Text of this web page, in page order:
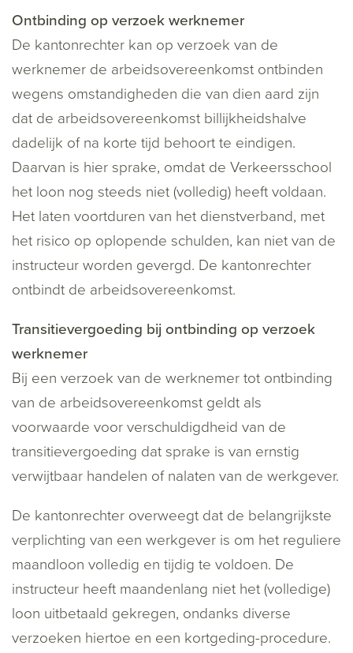
Ontbinding op verzoek werknemer
De kantonrechter kan op verzoek van de
werknemer de arbeidsovereenkomst ontbinden
wegens omstandigheden die van dien aard zijn
dat de arbeidsovereenkomst billijkheidshalve
dadelijk of na korte tijd behoort te eindigen.
Daarvan is hier sprake, omdat de Verkeersschool
het loon nog steeds niet (volledig) heeft voldaan.
Het laten voortduren van het dienstverband, met
het risico op oplopende schulden, kan niet van de
instructeur worden gevergd. De kantonrechter
ontbindt de arbeidsovereenkomst.
Transitievergoeding bij ontbinding op verzoek
werknemer
Bij een verzoek van de werknemer tot ontbinding
van de arbeidsovereenkomst geldt als
voorwaarde voor verschuldigdheid van de
transitievergoeding dat sprake is van ernstig
verwijtbaar handelen of nalaten van de werkgever.
De kantonrechter overweegt dat de belangrijkste
verplichting van een werkgever is om het reguliere
maandloon volledig en tijdig te voldoen. De
instructeur heeft maandenlang niet het (volledige)
loon uitbetaald gekregen, ondanks diverse
verzoeken hiertoe en een kortgeding-procedure.